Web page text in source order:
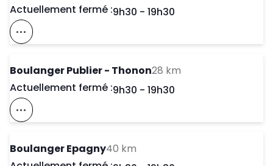
Actuellement fermé :Day of the Week
9h30 - 19h30
Voir Ce Magasin Sur La Carte
Boulanger Publier - Thonon28 km
Actuellement fermé :Day of the Week
9h30 - 19h30
Voir Ce Magasin Sur La Carte
Boulanger Epagny40 km